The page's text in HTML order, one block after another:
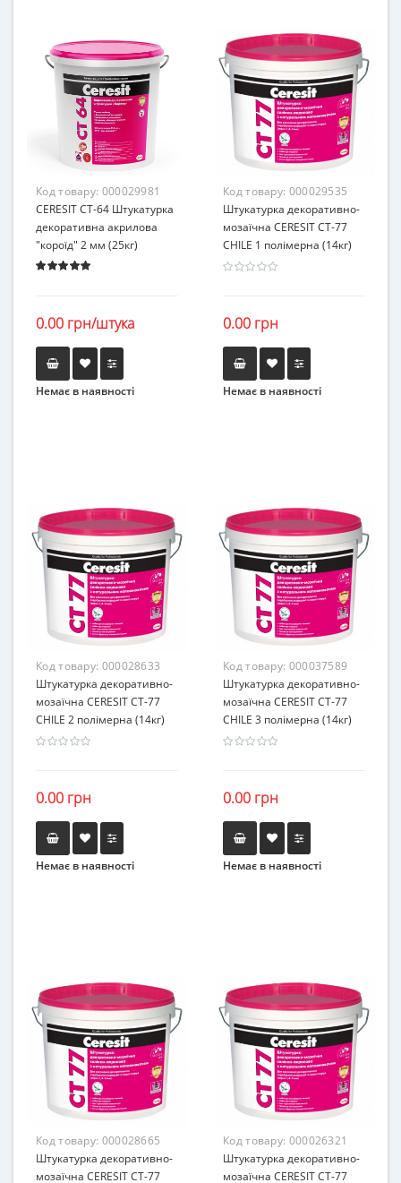
Код товару: 000029981
CERESIT CT-64 Штукатурка
декоративна акрилова
"короїд" 2 мм (25кг)
0.00 грн/штука
Немає в наявності
Код товару: 000029535
Штукатурка декоративно-
мозаїчна CERESIT CT-77
CHILE 1 полімерна (14кг)
0.00 грн
Немає в наявності
Код товару: 000028633
Штукатурка декоративно-
мозаїчна CERESIT CT-77
CHILE 2 полімерна (14кг)
0.00 грн
Немає в наявності
Код товару: 000037589
Штукатурка декоративно-
мозаїчна CERESIT CT-77
CHILE 3 полімерна (14кг)
0.00 грн
Немає в наявності
Код товару: 000028665
Штукатурка декоративно-
мозаїчна CERESIT CT-77
Код товару: 000026321
Штукатурка декоративно-
мозаїчна CERESIT CT-77